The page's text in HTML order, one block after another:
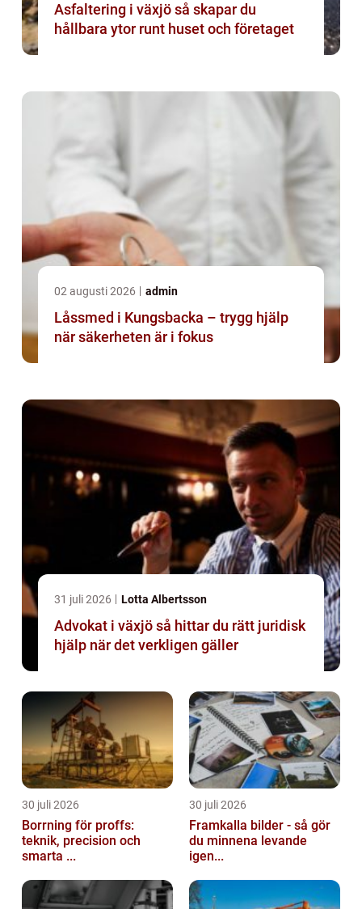
Asfaltering i växjö så skapar du
hållbara ytor runt huset och företaget
02 augusti 2026 admin
Låssmed i Kungsbacka – trygg hjälp
när säkerheten är i fokus
31 juli 2026 Lotta Albertsson
Advokat i växjö så hittar du rätt juridisk
hjälp när det verkligen gäller
30 juli 2026
Borrning för proffs:
teknik, precision och
smarta ...
30 juli 2026
Framkalla bilder - så gör
du minnena levande
igen...